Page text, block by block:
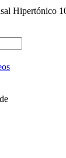
Hipertónico